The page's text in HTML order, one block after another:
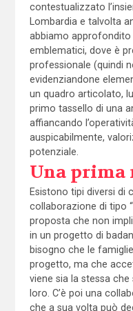
contestualizzato
Lombardia e talvolta
abbiamo approfondito
emblematici, dove è
professionale (quindi
evidenziandone
un quadro articolato,
primo tassello di una
affiancando
auspicabilmente,
potenziale.
Una prima
Esistono tipi diversi di
collaborazione di tipo
proposta che non
in un progetto di
bisogno che le
progetto, ma che
viene sia la stessa che
loro. C’è poi una
che a sua volta può